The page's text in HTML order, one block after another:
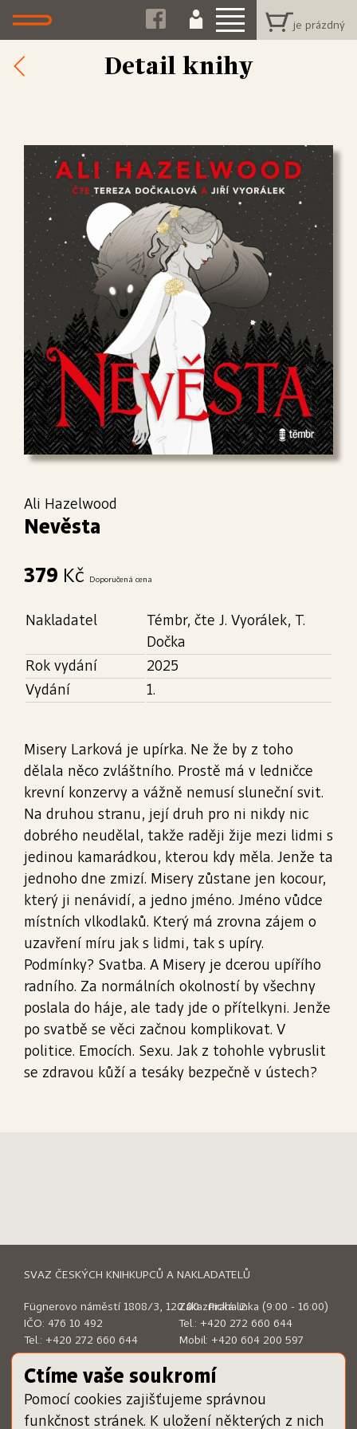
Detail knihy
Ali Hazelwood
Nevěsta
379 Kč Doporučená cena
Nakladatel
Témbr, čte J. Vyorálek, T.
Dočka
Rok vydání
2025
Vydání
1.
Misery Larková je upírka. Ne že by z toho
dělala něco zvláštního. Prostě má v ledničce
krevní konzervy a vážně nemusí sluneční svit.
Na druhou stranu, její druh pro ni nikdy nic
dobrého neudělal, takže raději žije mezi lidmi s
jedinou kamarádkou, kterou kdy měla. Jenže ta
jednoho dne zmizí. Misery zůstane jen kocour,
který ji nenávidí, a jedno jméno. Jméno vůdce
místních vlkodlaků. Který má zrovna zájem o
uzavření míru jak s lidmi, tak s upíry.
Podmínky? Svatba. A Misery je dcerou upířího
radního. Za normálních okolností by všechny
poslala do háje, ale tady jde o přítelkyni. Jenže
po svatbě se věci začnou komplikovat. V
politice. Emocích. Sexu. Jak z tohohle vybruslit
se zdravou kůží a tesáky bezpečně v ústech?
SVAZ ČESKÝCH KNIHKUPCŮ A NAKLADATELŮ
Fügnerovo náměstí 1808/3, 120 00 Praha 2
IČO: 476 10 492
Tel.: +420 272 660 644
E-mail:sckn@sckn.cz
Zákaznická linka (9:00 - 16:00)
Tel.: +420 272 660 644
Mobil: +420 604 200 597
E-mail:info@dameknihu.cz
MENU ODKAZY
Ctíme vaše soukromí
Pomocí cookies zajišťujeme správnou
funkčnost stránek. K uložení některých z nich